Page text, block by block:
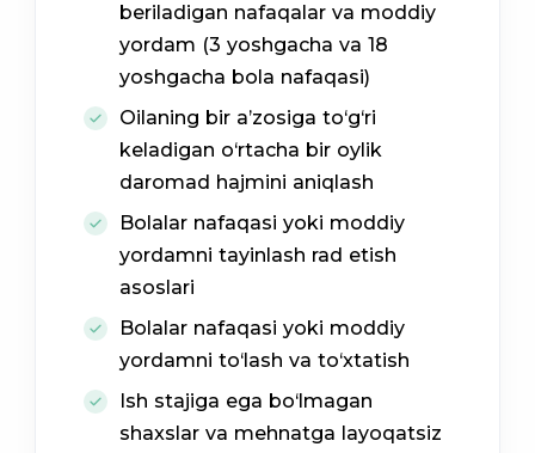
beriladigan nafaqalar va moddiy
yordam (3 yoshgacha va 18
yoshgacha bola nafaqasi)
Oilaning bir a’zosiga to‘g‘ri
keladigan o‘rtacha bir oylik
daromad hajmini aniqlash
Bolalar nafaqasi yoki moddiy
yordamni tayinlash rad etish
asoslari
Bolalar nafaqasi yoki moddiy
yordamni to‘lash va to‘xtatish
Ish stajiga ega bo‘lmagan
shaxslar va mehnatga layoqatsiz